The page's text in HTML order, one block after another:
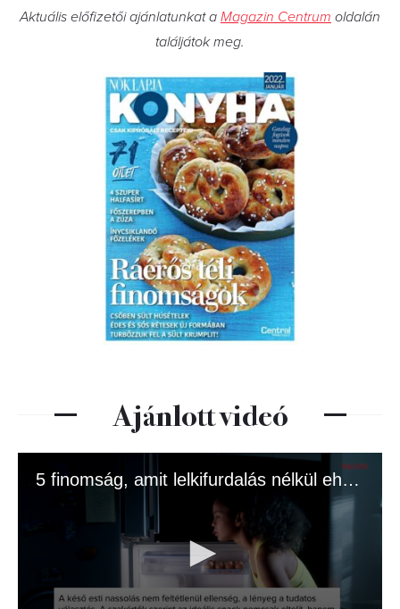
Aktuális előfizetői ajánlatunkat a Magazin Centrum oldalán
találjátok meg.
Ajánlott videó
5 finomság, amit lelkifurdalás nélkül ehetsz az esti filmnézés alatt